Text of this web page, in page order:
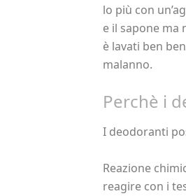
lo più con
e il sapone ma
è lavati ben
malanno.
Perchè i
I deodoranti
Reazione
reagire con i